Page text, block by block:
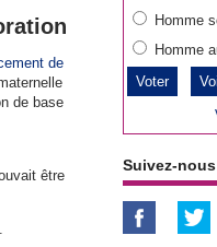
de
de base
être
Homme
Homme
Suivez-